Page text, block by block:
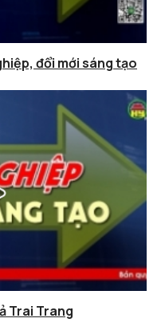
đổi mới sáng tạo
Trai Trang